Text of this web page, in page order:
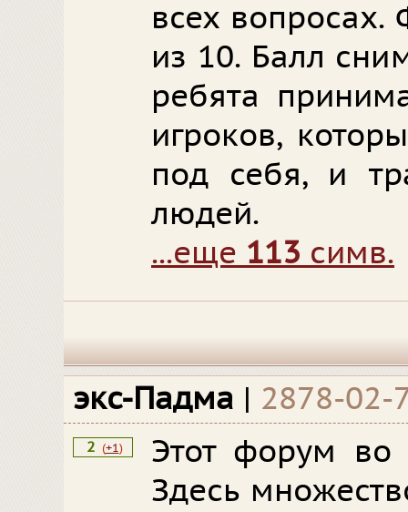
всех
из 10. Балл
ребята
игроков,
под себя, и
людей.
...еще 113 симв.
экс-Падма | 2878-02-
2 (+1)
Этот форум во
Здесь